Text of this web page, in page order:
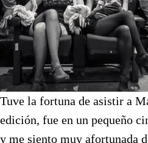
Tuve la fortuna de asistir a
edición, fue en un pequeño
y me siento muy afortunada